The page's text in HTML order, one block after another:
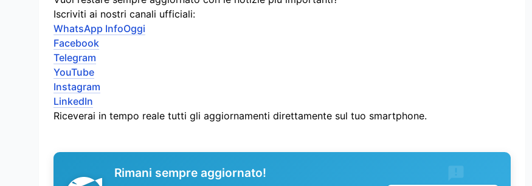
Iscriviti ai nostri canali ufficiali:
WhatsApp InfoOggi
Facebook
Telegram
YouTube
Instagram
LinkedIn
Riceverai in tempo reale tutti gli aggiornamenti direttamente sul tuo smartphone.
Rimani sempre aggiornato!